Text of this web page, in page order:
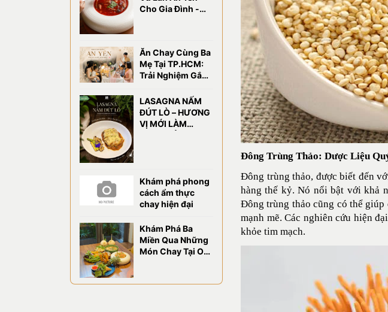
Đông Trùng Thảo: Dược Liệu
Đông trùng thảo, được biết đến
hàng thế kỷ. Nó nổi bật với khả
Đông trùng thảo cũng có thể giúp
mạnh mẽ. Các nghiên cứu hiện
khỏe tim mạch.
Cho Gia Đình -
Ăn Chay Cùng Ba
Mẹ Tại TP.HCM:
Trải Nghiệm Gắn
OM Eatery
LASAGNA NẤM
ĐÚT LÒ – HƯƠNG
VỊ MỚI LÀM
Khám phá phong
cách ẩm thực
chay hiện đại
Khám Phá Ba
Miền Qua Những
Món Chay Tại OM